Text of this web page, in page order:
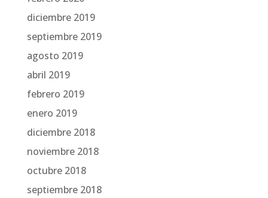
diciembre 2019
septiembre 2019
agosto 2019
abril 2019
febrero 2019
enero 2019
diciembre 2018
noviembre 2018
octubre 2018
septiembre 2018